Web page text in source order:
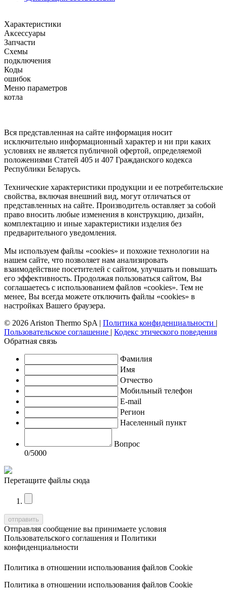
Характеристики
Аксессуары
Запчасти
Схемы
подключения
Коды
ошибок
Меню параметров
котла
Вся представленная на сайте информация носит
исключительно информационный характер и ни при каких
условиях не является публичной офертой, определяемой
положениями Статей 405 и 407 Гражданского кодекса
Республики Беларусь.
Технические характеристики продукции и ее потребительские
свойства, включая внешний вид, могут отличаться от
представленных на сайте. Производитель оставляет за собой
право вносить любые изменения в конструкцию, дизайн,
комплектацию и иные характеристики изделия без
предварительного уведомления.
Мы используем файлы «cookies» и похожие технологии на
нашем сайте, что позволяет нам анализировать
взаимодействие посетителей с сайтом, улучшать и повышать
его эффективность. Продолжая пользоваться сайтом, Вы
соглашаетесь с использованием файлов «cookies». Тем не
менее, Вы всегда можете отключить файлы «cookies» в
настройках Вашего браузера.
© 2026 Ariston Thermo SpA | Политика конфиденциальности |
Пользовательское соглашение | Кодекс этического поведения
Обратная связь
Фамилия
Имя
Отчество
Мобильный телефон
E-mail
Регион
Населенный пункт
Вопрос
0/5000
Перетащите файлы сюда
Отправляя сообщение вы принимаете условия
Пользовательского соглашения и Политики
конфиденциальности
Политика в отношении использования файлов Cookie
Политика в отношении использования файлов Cookie